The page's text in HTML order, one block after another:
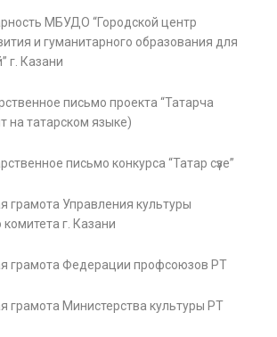
МБУДО “Городской центр
и гуманитарного образования для
г. Казани
письмо проекта “Татарча
на татарском языке)
письмо конкурса “Татар сүзе”
грамота Управления культуры
г. Казани
грамота Федерации профсоюзов РТ
грамота Министерства культуры РТ